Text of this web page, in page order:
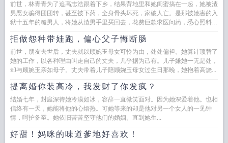
前世，林青青为了追高志浩跟着下乡，结果背地里和她闺蜜搞在一起，她被渣
男恶女骗得团团转，甚至被下药，全身骨头坏死，家破人亡。是那被她害的入
狱十五年的糙男人，将她从渣男手里买回去，花费巨款求医问药，悉心照料，
拒做怨种带娃跑，偏心父子悔断肠
前世，朋友去世后，丈夫就以顾婉玉母女可怜为由，处处偏袒。她算计顶替了
她的工作，以各种理由叫走自己的丈夫，几乎据为己有。儿子嫌她一无是处，
却与顾婉玉亲如母子。丈夫带着儿子陪顾婉玉母女过生日那晚，她抱着高烧...
提离婚你装高冷，我发财了你发疯？
结婚七年，封庭深待她冷漠如冰，容辞一直微笑面对。因为她深爱着他。也相
信终有一天，她能将他的心焐热。可她等来的却是他对另一个女人的一见钟
情，呵护备至。她依旧苦苦坚守他们的婚姻。直到她生...
好甜！妈咪的味道爹地好喜欢！